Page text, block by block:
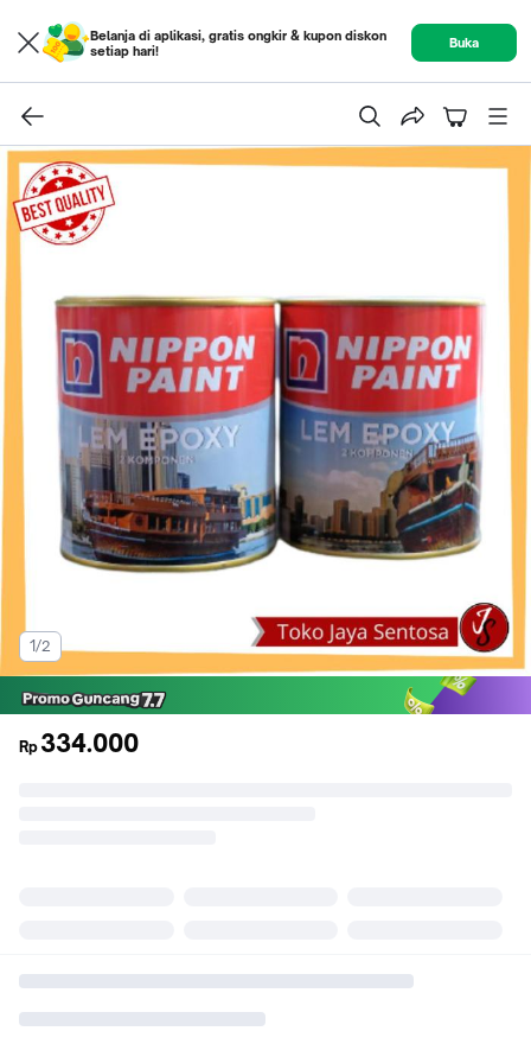
Belanja di aplikasi, gratis ongkir & kupon diskon
setiap hari!
Buka
1/2
Rp 334.000